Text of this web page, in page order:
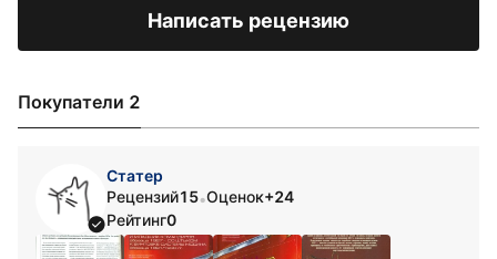
Написать рецензию
Покупатели 2
Статер
Рецензий15•Оценок+24
Рейтинг0